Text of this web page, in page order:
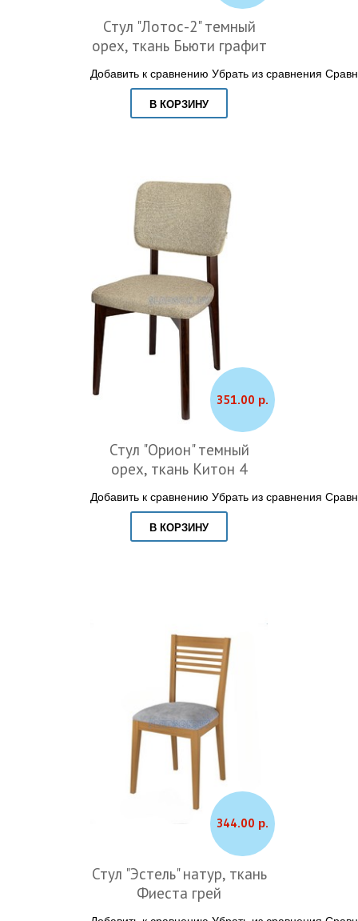
Стул "Лотос-2" темный
орех, ткань Бьюти графит
Добавить к сравнению Убрать из сравнения
В КОРЗИНУ
351.00 р.
Стул "Орион" темный
орех, ткань Китон 4
Добавить к сравнению Убрать из сравнения
В КОРЗИНУ
344.00 р.
Стул "Эстель" натур, ткань
Фиеста грей